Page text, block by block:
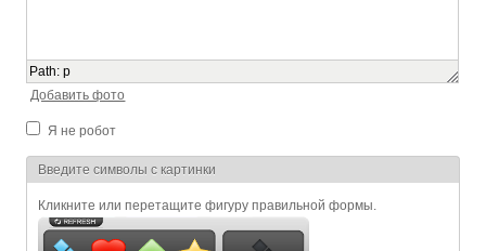
Path:p
Добавить фото
Я не робот
Я спамер
Введите символы с картинки
Кликните или перетащите фигуру правильной формы.